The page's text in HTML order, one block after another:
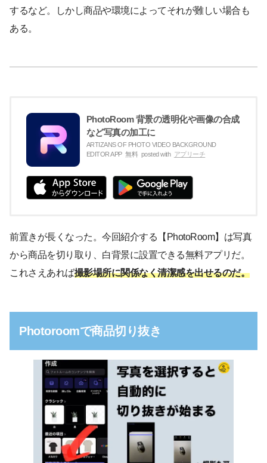
するなど。しかし商品や環境によってそれが難しい場合も
ある。
PhotoRoom 背景の透明化や画像の合成
など写真の加工に
ARTIZANS OF PHOTO VIDEO BACKGROUND
EDITOR APP 無料 posted with アプリーチ
前置きが長くなった。今回紹介する【PhotoRoom】は写真
から商品を切り取り、白背景に設置できる無料アプリだ。
これさえあれば撮影場所に関係なく清潔感を出せるのだ。
Photoroomで商品切り抜き